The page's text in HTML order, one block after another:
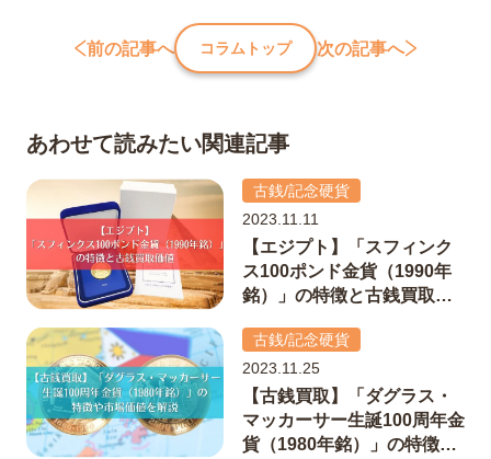
前の記事へ コラムトップ 次の記事へ
あわせて読みたい関連記事
古銭/記念硬貨
2023.11.11
【エジプト】「スフィンク
ス100ポンド金貨（1990年
銘）」の特徴と古銭買取価
古銭/記念硬貨
2023.11.25
【古銭買取】「ダグラス・
マッカーサー生誕100周年金
貨（1980年銘）」の特徴や